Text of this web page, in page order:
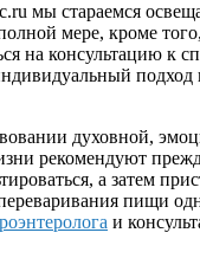
мы стараемся
мере, кроме
на консультацию к
духовной,
рекомендуют
а затем
пищи
и